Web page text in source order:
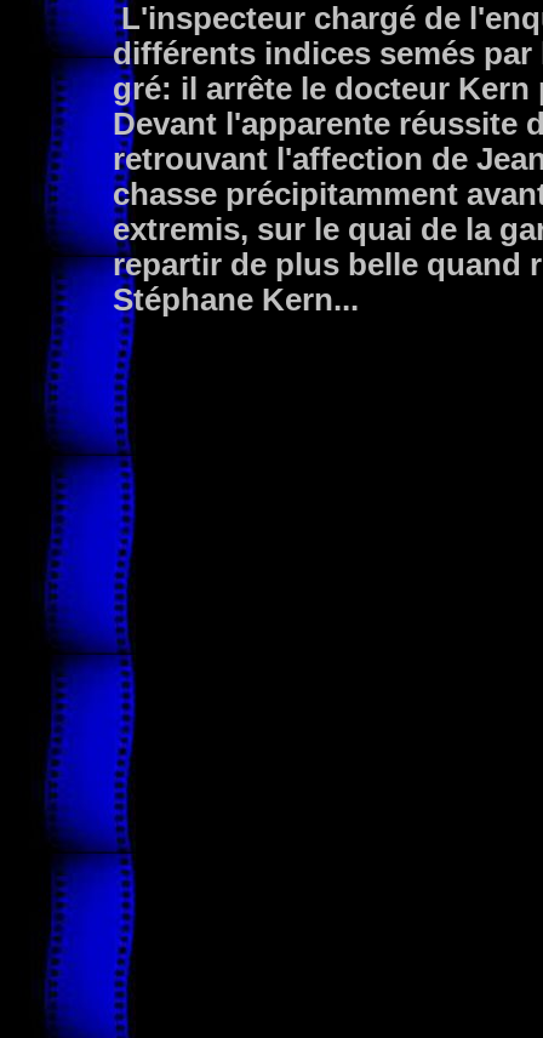
L'inspecteur chargé de
différents indices semés
gré: il arrête le docteur
Devant l'apparente réussite
retrouvant l'affection de
chasse précipitamment
extremis, sur le quai de la
repartir de plus belle quand
Stéphane Kern...